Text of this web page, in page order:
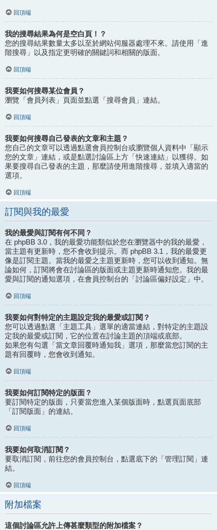
回頂端
我的搜尋結果為何是空白頁！？
您的搜尋結果數量太多以至於網站伺服器處理不來。請使用「進
階搜尋」以及指定更明確的關鍵詞和相關的版面。
回頂端
我要如何搜尋某位會員？
瀏覽「會員列表」頁面並點選「搜尋會員」連結。
回頂端
我要如何搜尋自己發表的文章和主題？
您自己的文章可以透過點選會員控制台或瀏覽個人資料中「顯示
您的文章」連結，或是點選討論區上方「快速連結」以獲得。如
果要搜尋自己發表的主題，那麼請使用進階搜尋，並填入適當的
選項。
回頂端
訂閱與我的最愛
我的最愛與訂閱有何不同？
在 phpBB 3.0，我的最愛功能類似於您在瀏覽器中的我的最愛，
當主題有更新時，您不會收到提示。而 phpBB 3.1，我的最愛更
像是訂閱主題。當我的最愛之主題更新時，您可以收到通知。無
論如何，訂閱將會在討論區的版面或主題更新時通知您。我的最
愛與訂閱的通知選項，在會員控制台的「討論區偏好設定」中。
回頂端
我要如何對特定的主題設定我的最愛或訂閱？
您可以透過點選「主題工具」選單的適當連結，對特定的主題設
定我的最愛或訂閱，它的位置在討論主題的頂端或底部。
如果您有勾選「當文章回覆時通知我」選項，那麼當您訂閱的主
題有回覆時，您會收到通知。
回頂端
我要如何訂閱特定的版面？
要訂閱特定的版面，只要當您進入某個版面時，點選頁面底部
「訂閱版面」的連結。
回頂端
我要如何取消訂閱？
要取消訂閱，前往您的會員控制台，點選底下的「管理訂閱」連
結。
回頂端
附加檔案
這個討論區允許上傳甚麼類型的附加檔案？